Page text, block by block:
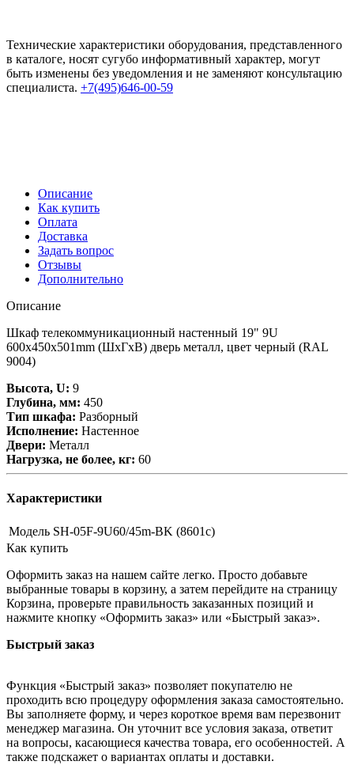
Технические характеристики оборудования, представленного
в каталоге, носят сугубо информативный характер, могут
быть изменены без уведомления и не заменяют консультацию
специалиста. +7(495)646-00-59
Описание
Как купить
Оплата
Доставка
Задать вопрос
Отзывы
Дополнительно
Описание
Шкаф телекоммуникационный настенный 19" 9U
600x450x501mm (ШхГхВ) дверь металл, цвет черный (RAL
9004)
Высота, U: 9
Глубина, мм: 450
Тип шкафа: Разборный
Исполнение: Настенное
Двери: Металл
Нагрузка, не более, кг: 60
Характеристики
Модель SH-05F-9U60/45m-BK (8601c)
Как купить
Оформить заказ на нашем сайте легко. Просто добавьте
выбранные товары в корзину, а затем перейдите на страницу
Корзина, проверьте правильность заказанных позиций и
нажмите кнопку «Оформить заказ» или «Быстрый заказ».
Быстрый заказ
Функция «Быстрый заказ» позволяет покупателю не
проходить всю процедуру оформления заказа самостоятельно.
Вы заполняете форму, и через короткое время вам перезвонит
менеджер магазина. Он уточнит все условия заказа, ответит
на вопросы, касающиеся качества товара, его особенностей. А
также подскажет о вариантах оплаты и доставки.